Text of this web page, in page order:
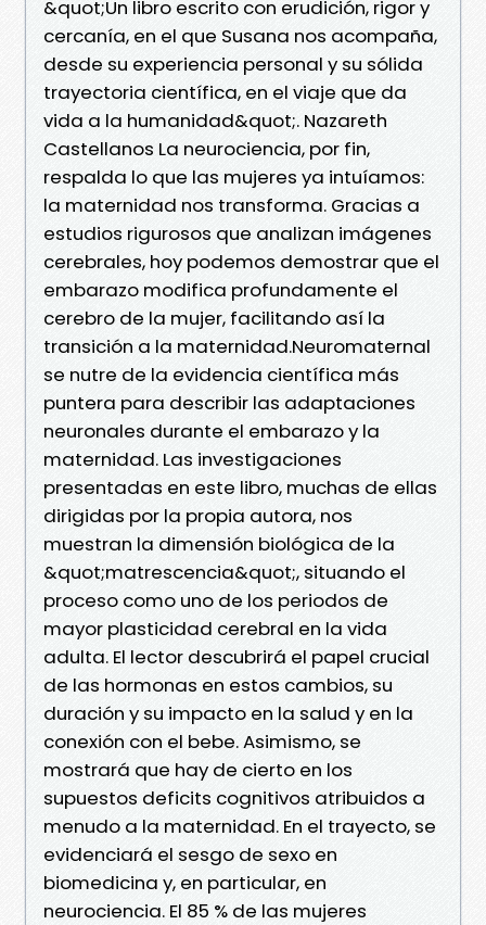
&quot;Un libro escrito con erudición, rigor y
cercanía, en el que Susana nos acompaña,
desde su experiencia personal y su sólida
trayectoria científica, en el viaje que da
vida a la humanidad&quot;. Nazareth
Castellanos La neurociencia, por fin,
respalda lo que las mujeres ya intuíamos:
la maternidad nos transforma. Gracias a
estudios rigurosos que analizan imágenes
cerebrales, hoy podemos demostrar que el
embarazo modifica profundamente el
cerebro de la mujer, facilitando así la
transición a la maternidad.Neuromaternal
se nutre de la evidencia científica más
puntera para describir las adaptaciones
neuronales durante el embarazo y la
maternidad. Las investigaciones
presentadas en este libro, muchas de ellas
dirigidas por la propia autora, nos
muestran la dimensión biológica de la
&quot;matrescencia&quot;, situando el
proceso como uno de los periodos de
mayor plasticidad cerebral en la vida
adulta. El lector descubrirá el papel crucial
de las hormonas en estos cambios, su
duración y su impacto en la salud y en la
conexión con el bebe. Asimismo, se
mostrará que hay de cierto en los
supuestos deficits cognitivos atribuidos a
menudo a la maternidad. En el trayecto, se
evidenciará el sesgo de sexo en
biomedicina y, en particular, en
neurociencia. El 85 % de las mujeres